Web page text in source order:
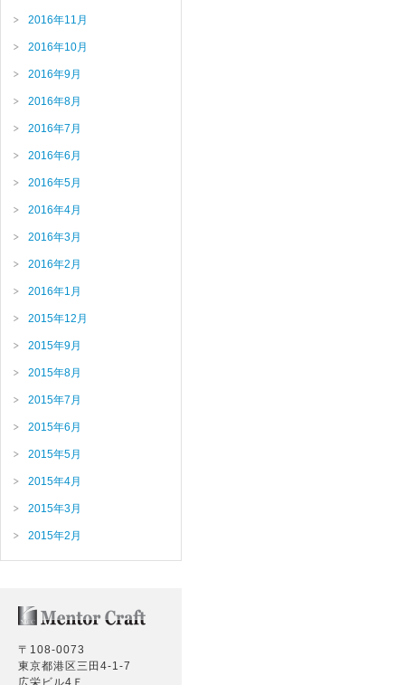
2016年11月
2016年10月
2016年9月
2016年8月
2016年7月
2016年6月
2016年5月
2016年4月
2016年3月
2016年2月
2016年1月
2015年12月
2015年9月
2015年8月
2015年7月
2015年6月
2015年5月
2015年4月
2015年3月
2015年2月
〒108-0073
東京都港区三田4-1-7
広栄ビル4Ｆ